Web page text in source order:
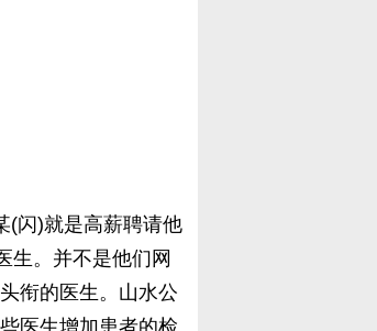
(闪)就是高薪聘请他
生。并不是他们网
衔的医生。山水公
医生增加患者的检